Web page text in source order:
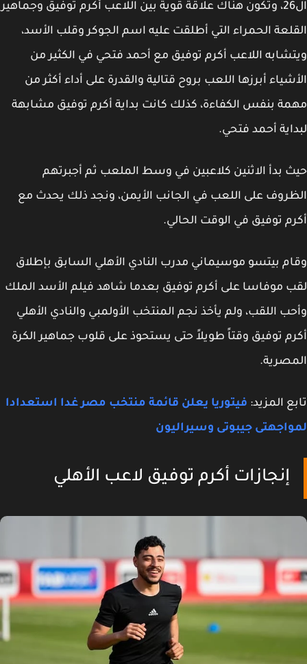
ال26، وتكون هناك علاقة قوية بين اللاعب أكرم توفيق وجماهير
الحمراء التي أطلقت عليه اسم الجوكر وقلب الأسد،
اللاعب أكرم توفيق مع أحمد فتحي في الكثير من
أبرزها اللعب بروح قتالية والقدرة على أداء أكثر من
بنفس الكفاءة، كذلك كانت بداية أكرم توفيق مشابهة
أحمد فتحي.
بدأ الاثنين كلاعبين في وسط الملعب ثم أجبرتهم
على اللعب في الجانب الأيمن، ونجد ذلك يحدث مع
توفيق في الوقت الحالي.
بيتسو موسيماني مدرب النادي الأهلي السابق بإطلاق
موفاسا على أكرم توفيق بعدما شاهد فيلم الأسد الملك
اللقب، ولم يأخذ نجم المنتخب الأولمبي والنادي الأهلي
توفيق وقتاً طويلاً حتى يستحوذ على قلوب جماهير الكرة
المزيد:فيتوريا يعلن قائمة منتخب مصر غدا استعدادا
جيبوتى وسيراليون
إنجازات أكرم توفيق لاعب الأهلي